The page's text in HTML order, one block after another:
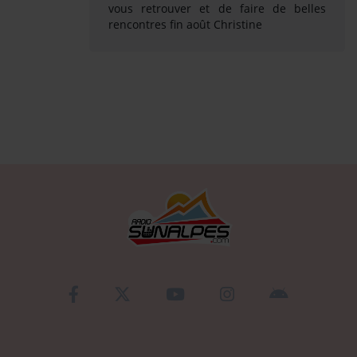
Se connecter
vous retrouver et de faire de belles
rencontres fin août Christine